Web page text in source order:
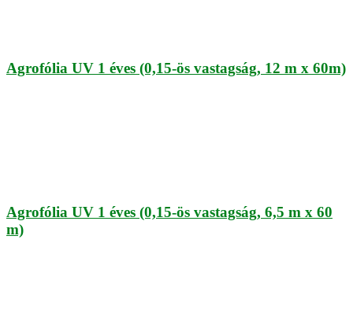
Agrofólia UV 1 éves (0,15-ös vastagság, 12 m x 60m)
Agrofólia UV 1 éves (0,15-ös vastagság, 6,5 m x 60
m)